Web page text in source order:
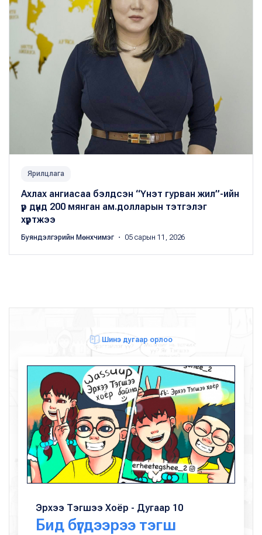
Ярилцлага
Ахлах ангиасаа бэлдсэн “Үнэт гурван жил”-ийн
үр дүнд 200 мянган ам.долларын тэтгэлэг
хүртжээ
Буяндэлгэрийн Мөнхчимэг ・ 05 сарын 11, 2026
Шинэ дугаар орлоо
Эрхээ Тэгшээ Хоёр - Дугаар 10
Бид бүгдээрээ тэгш